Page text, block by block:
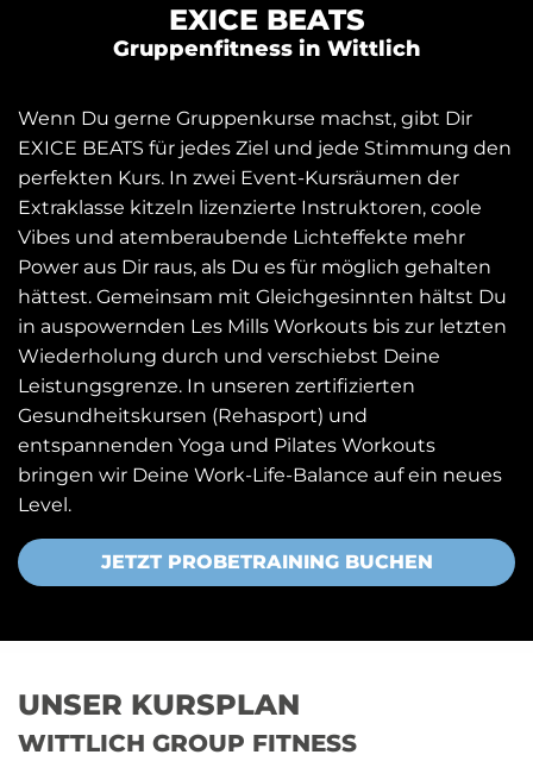
EXICE BEATS
Gruppenfitness in Wittlich
Wenn Du gerne Gruppenkurse machst, gibt Dir
EXICE BEATS für jedes Ziel und jede Stimmung den
perfekten Kurs. In zwei Event-Kursräumen der
Extraklasse kitzeln lizenzierte Instruktoren, coole
Vibes und atemberaubende Lichteffekte mehr
Power aus Dir raus, als Du es für möglich gehalten
hättest. Gemeinsam mit Gleichgesinnten hältst Du
in auspowernden Les Mills Workouts bis zur letzten
Wiederholung durch und verschiebst Deine
Leistungsgrenze. In unseren zertifizierten
Gesundheitskursen (Rehasport) und
entspannenden Yoga und Pilates Workouts
bringen wir Deine Work-Life-Balance auf ein neues
Level.
JETZT PROBETRAINING BUCHEN
UNSER KURSPLAN
WITTLICH GROUP FITNESS